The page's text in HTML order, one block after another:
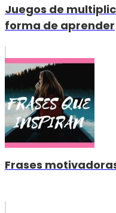
Juegos de
forma de aprender
Frases